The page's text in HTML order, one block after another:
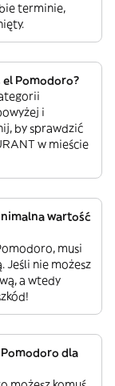
terminie,
el Pomodoro?
i
by sprawdzić
w mieście
wartość
musi
Jeśli nie możesz
a wtedy
dla